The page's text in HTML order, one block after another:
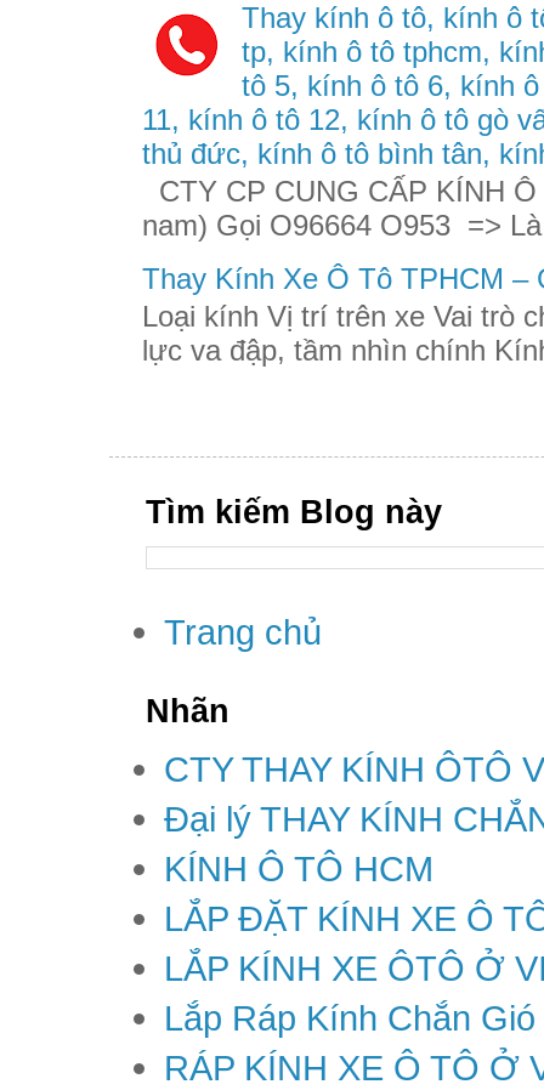
Thay kính ô tô, kính ô
tp, kính ô tô tphcm,
tô 5, kính ô tô 6, kính
11, kính ô tô 12, kính ô tô gò
thủ đức, kính ô tô bình tân,
CTY CP CUNG CẤP KÍNH
nam) Gọi O96664 O953 =>
Thay Kính Xe Ô Tô TPHCM –
Loại kính Vị trí trên xe Vai trò
lực va đập, tầm nhìn chính
Tìm kiếm Blog này
Trang chủ
Nhãn
CTY THAY KÍNH ÔTÔ
Đại lý THAY KÍNH
KÍNH Ô TÔ HCM
LẮP ĐẶT KÍNH XE Ô
LẮP KÍNH XE ÔTÔ Ở
Lắp Ráp Kính Chắn
RÁP KÍNH XE Ô TÔ Ở